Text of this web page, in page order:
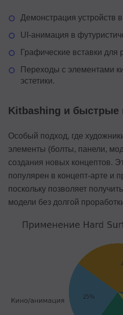
Демонстрация устройств
UI-анимация в
Графические вставки для
Переходы с элементами
эстетики.
Kitbashing и быстрые
Особый подход, где
элементы (болты, панели,
создания новых концептов.
популярен в концепт-арте и
поскольку позволяет
модели без долгой